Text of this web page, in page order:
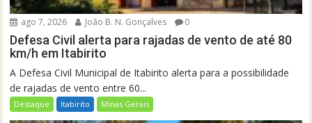
ago 7, 2026 João B. N. Gonçalves 0
Defesa Civil alerta para rajadas de vento de até 80
km/h em Itabirito
A Defesa Civil Municipal de Itabirito alerta para a possibilidade
de rajadas de vento entre 60...
Destaque Itabirito Minas Gerais